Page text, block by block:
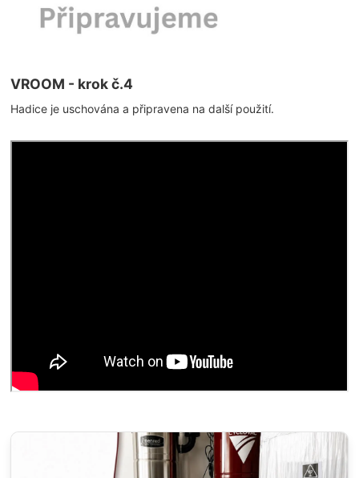
VROOM - krok č.4
Hadice je uschována a připravena na další použití.